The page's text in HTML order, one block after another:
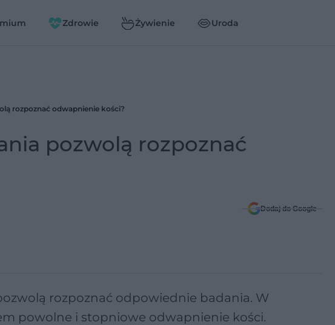
Zdrowie Żywienie Uroda
rozpoznać odwapnienie kości?
pozwolą rozpoznać
Dodaj do Google
rozpoznać odpowiednie badania. W
powolne i stopniowe odwapnienie kości.